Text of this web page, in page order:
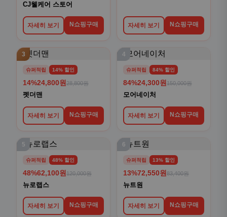
CJ웰케어 스토어
자세히 보기 N쇼핑구매 자세히 보기 N쇼핑구매
3
슈퍼적립 14% 할인
14%24,800원 28,800원
펫더맨
자세히 보기 N쇼핑구매
4
슈퍼적립 84% 할인
84%24,300원 150,000원
모어네이처
자세히 보기 N쇼핑구매
5
슈퍼적립 48% 할인
48%62,100원 120,000원
뉴로랩스
자세히 보기 N쇼핑구매
6
슈퍼적립 13% 할인
13%72,550원 83,400원
뉴트원
자세히 보기 N쇼핑구매